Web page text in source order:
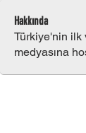
Hakkında
Türkiye'nin ilk
medyasına